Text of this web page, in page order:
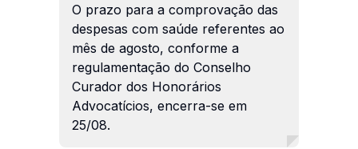
O prazo para a comprovação das
despesas com saúde referentes ao
mês de agosto, conforme a
regulamentação do Conselho
Curador dos Honorários
Advocatícios, encerra-se em
25/08.